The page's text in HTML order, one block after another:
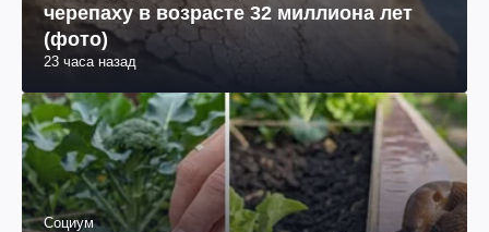
черепаху в возрасте 32 миллиона лет
(фото)
23 часа назад
Социум